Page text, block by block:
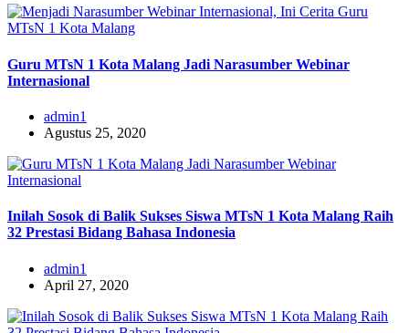
Guru MTsN 1 Kota Malang Jadi Narasumber Webinar
Internasional
admin1
Agustus 25, 2020
Inilah Sosok di Balik Sukses Siswa MTsN 1 Kota Malang Raih
32 Prestasi Bidang Bahasa Indonesia
admin1
April 27, 2020